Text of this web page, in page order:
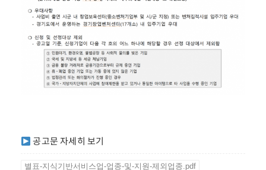
공고문 자세히 보기
별표-지식기반서비스업-업종-및-지원-제외업종.pdf